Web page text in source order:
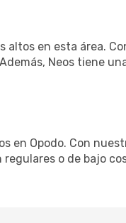
altos en esta área.
Neos tiene
en Opodo. Con
o de bajo